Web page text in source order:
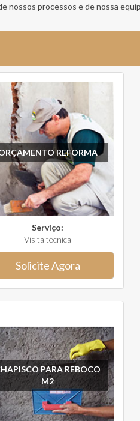
nossos processos e de nossa
REFORMA
Serviço:
Visita técnica
Solicite Agora
PARA REBOCO
M2